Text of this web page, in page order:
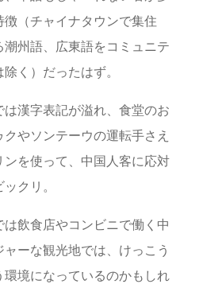
（チャイナタウンで集住
潮州語、広東語をコミュニテ
く）だったはず。
漢字表記が溢れ、食堂のお
やソンテーウの運転手さえ
ンを使って、中国人客に応対
クリ。
は飲食店やコンビニで働く中
ーな観光地では、けっこう
境になっているのかもしれ